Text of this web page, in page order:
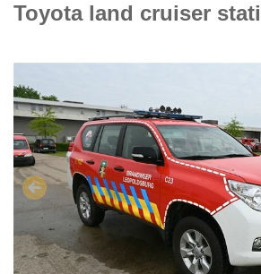
Toyota land cruiser